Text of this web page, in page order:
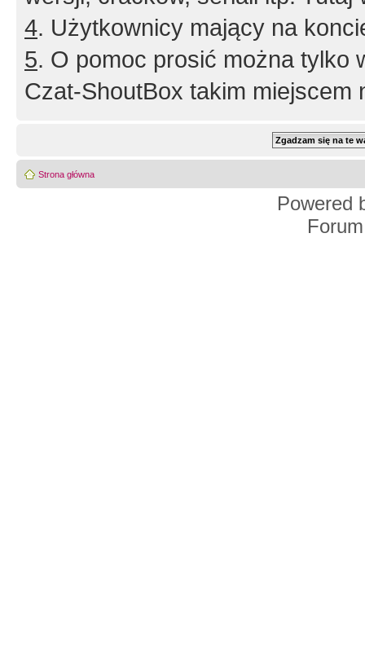
4. Użytkownicy mający na
5. O pomoc prosić można tylko
Czat-ShoutBox takim miejscem
Strona główna
Powered